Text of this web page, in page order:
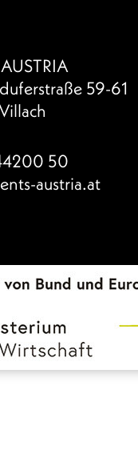
59-61
50
austria.at